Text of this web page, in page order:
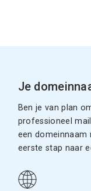
Je
Ben je van plan
professioneel
een domeinnaam
eerste stap naar